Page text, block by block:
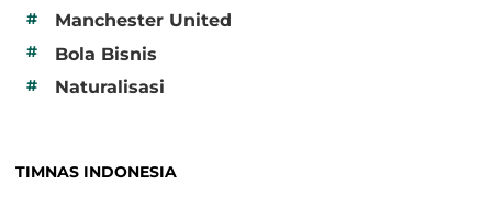
# Manchester United
# Bola Bisnis
# Naturalisasi
TIMNAS INDONESIA